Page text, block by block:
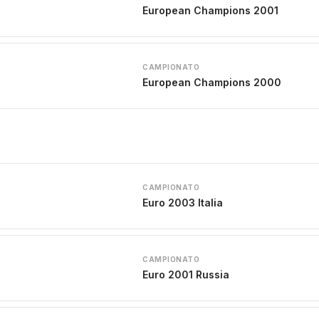
European Champions 2001
CAMPIONATO
European Champions 2000
CAMPIONATO
Euro 2003 Italia
CAMPIONATO
Euro 2001 Russia